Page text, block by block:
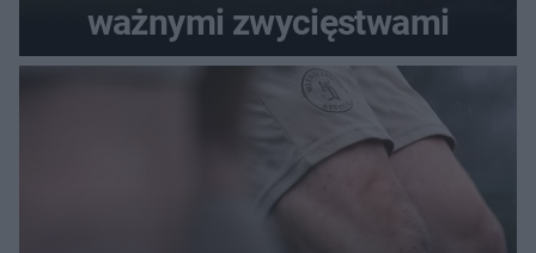
ważnymi zwycięstwami